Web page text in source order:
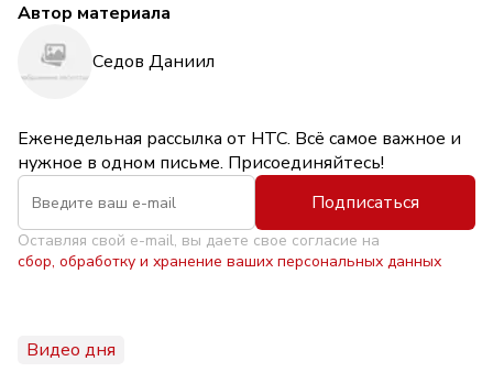
Автор материала
Седов Даниил
Еженедельная рассылка от НТС. Всё самое важное и
нужное в одном письме. Присоединяйтесь!
Подписаться
Оставляя свой e-mail, вы даете свое согласие на
сбор, обработку и хранение ваших персональных данных
Видео дня